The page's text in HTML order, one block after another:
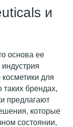
и
основа ее
для
брендах,
предлагают
которые
состоянии,